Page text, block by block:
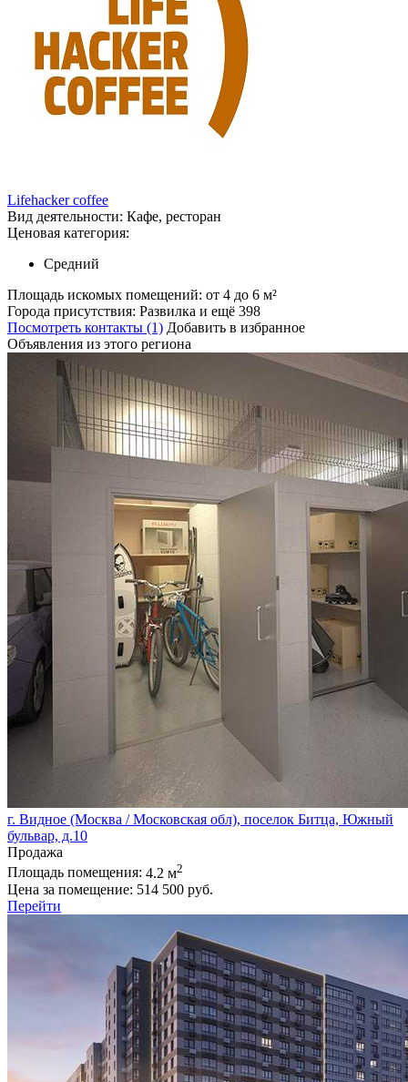
Lifehacker coffee
Вид деятельности: Кафе, ресторан
Ценовая категория:
Средний
Площадь искомых помещений: от 4 до 6 м²
Города присутствия: Развилка и ещё 398
Посмотреть контакты (1) Добавить в избранное
Объявления из этого региона
г. Видное (Москва / Московская обл), поселок Битца, Южный
бульвар, д.10
Продажа
Площадь помещения: 4.2 м2
Цена за помещение: 514 500 руб.
Перейти